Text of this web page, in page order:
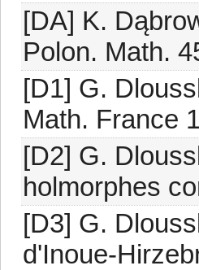
[DA] K.
Polon. Math.
[D1] G.
Math. France
[D2] G.
holmorphes
[D3] G.
d'Inoue-